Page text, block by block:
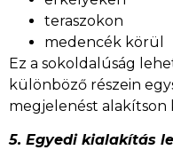
teraszokon
medencék körül
Ez a sokoldalúság
különböző részein
megjelenést alakítson
5. Egyedi kialakítás